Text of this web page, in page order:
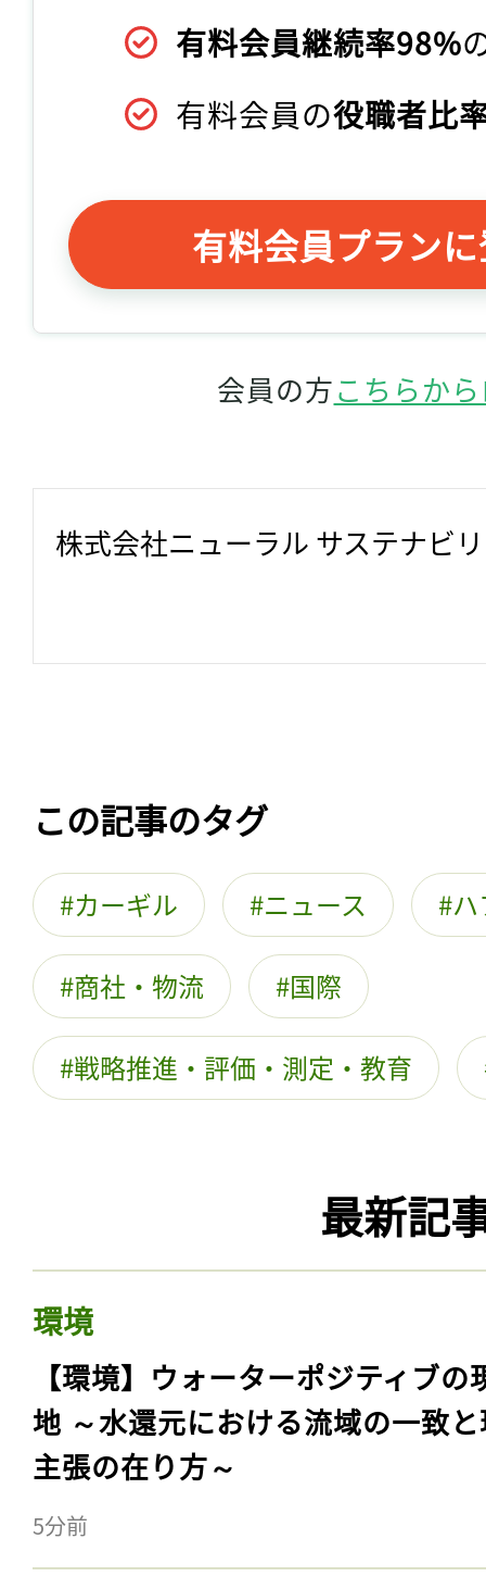
有料会員継続率98%
有料会員の役職者比
有料会員プラン
会員の方こちらか
株式会社ニューラル サステナビ
この記事のタグ
カーギル ニュース
商社・物流 国際
戦略推進・評価・測定・教育
最新記
環境
【環境】ウォーターポジティブの
地 ～水還元における流域の一致
主張の在り方～
5分前